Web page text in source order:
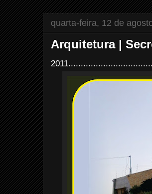
quarta-feira, 12 de
Arquitetura |